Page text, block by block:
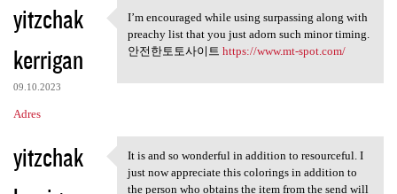
yitzchak
kerrigan
09.10.2023
Adres
I’m encouraged while using
I’m encouraged while using surpassing along with
preachy list that you just adorn such minor timing.
안전한토토사이트 https://www.mt-spot.com/
yitzchak
It is and so wonderful in
It is and so wonderful in addition to resourceful. I
just now appreciate this colorings in addition to
the person who obtains the item from the send will